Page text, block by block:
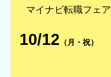
マイナビ転職フェア
10/12 （月・祝）